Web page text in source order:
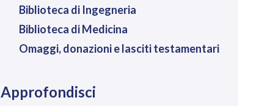
Biblioteca di Ingegneria
Biblioteca di Medicina
Omaggi, donazioni e lasciti testamentari
Approfondisci